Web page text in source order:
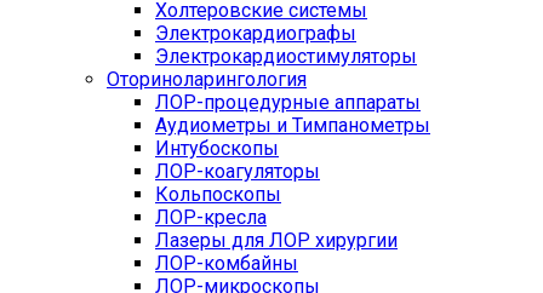
Холтеровские системы
Электрокардиографы
Электрокардиостимуляторы
Оториноларингология
ЛОР-процедурные аппараты
Аудиометры и Тимпанометры
Интубоскопы
ЛОР-коагуляторы
Кольпоскопы
ЛОР-кресла
Лазеры для ЛОР хирургии
ЛОР-комбайны
ЛОР-микроскопы